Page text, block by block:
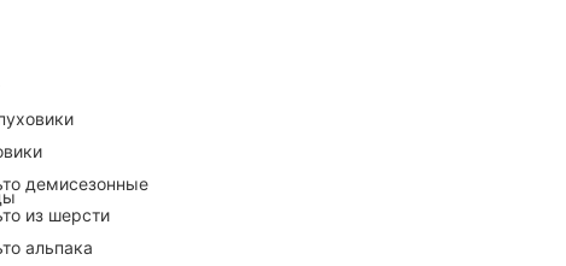
демисезонные
из шерсти
альпака